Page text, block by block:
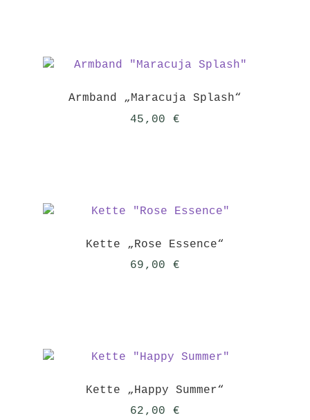
Armband „Maracuja Splash“
45,00 €
Kette „Rose Essence“
69,00 €
Kette „Happy Summer“
62,00 €